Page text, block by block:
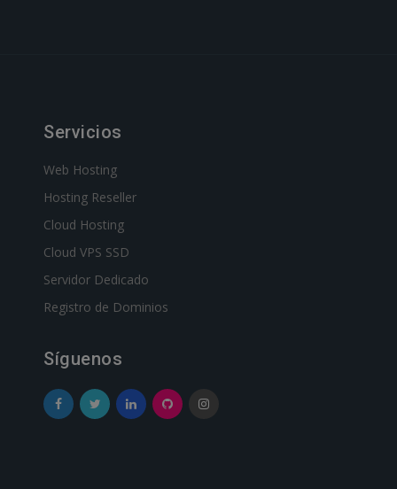
Servicios
Web Hosting
Hosting Reseller
Cloud Hosting
Cloud VPS SSD
Servidor Dedicado
Registro de Dominios
Síguenos